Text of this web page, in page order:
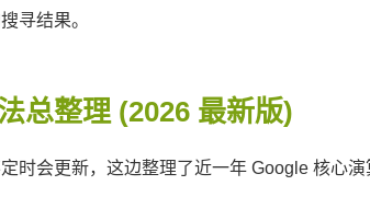
寻结果。
总整理 (2026 最新版)
时会更新，这边整理了近一年 Google 核心演